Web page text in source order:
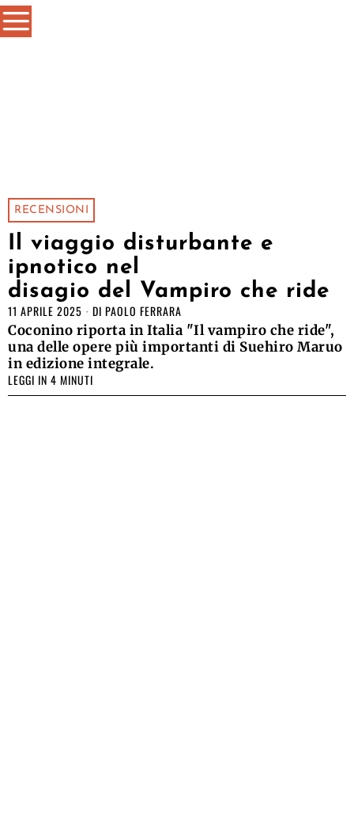
RECENSIONI
Il viaggio disturbante e
ipnotico nel
disagio del Vampiro che ride
11 APRILE 2025 DI PAOLO FERRARA
Coconino riporta in Italia "Il vampiro che ride",
una delle opere più importanti di Suehiro Maruo
in edizione integrale.
LEGGI IN 4 MINUTI